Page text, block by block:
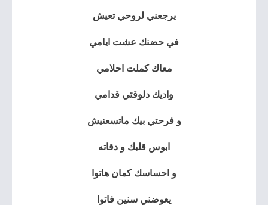
يرجعني لروحي تعيش
في حضنك عشت ايامي
معاك كملت احلامي
واديك دلوقتي قدامي
و فرحتي بيك ماتسعنيش
ابوس قلبك و دقاته
و احساسك كمان هاتوا
يعوضني سنين فاتوا